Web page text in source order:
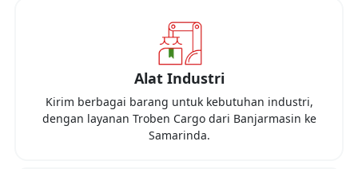
Alat Industri
Kirim berbagai barang untuk kebutuhan industri,
dengan layanan Troben Cargo dari Banjarmasin ke
Samarinda.